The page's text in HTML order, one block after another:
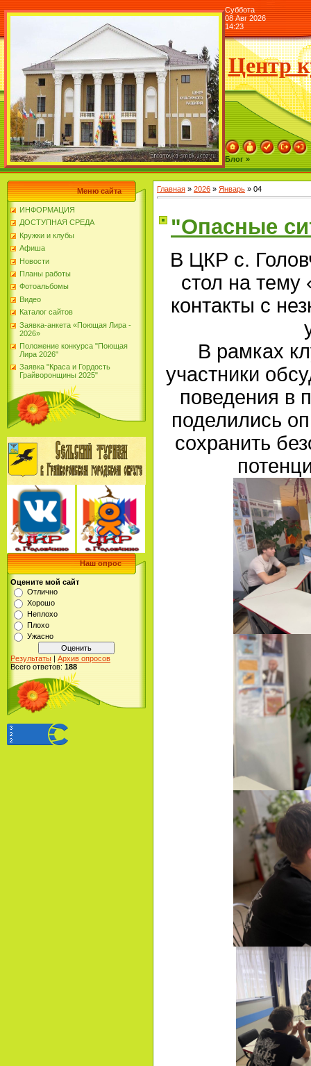
Суббота
08 Авг 2026
14:23
Центр
Блог »
Меню сайта
ИНФОРМАЦИЯ
ДОСТУПНАЯ СРЕДА
Кружки и клубы
Афиша
Новости
Планы работы
Фотоальбомы
Видео
Каталог сайтов
Заявка-анкета «Поющая Лира -
2026»
Положение конкурса "Поющая
Лира 2026"
Заявка "Краса и Гордость
Грайворонщины 2025"
Наш опрос
Оцените мой сайт
Отлично
Хорошо
Неплохо
Плохо
Ужасно
Результаты | Архив опросов
Всего ответов: 188
Главная » 2026 » Январь » 04
"Опасные
В ЦКР с.
стол на
контакты с
В рамках
участники
поведения в
поделились
сохранить